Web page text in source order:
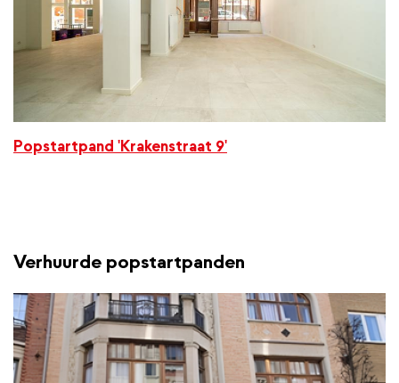
Popstartpand 'Krakenstraat 9'
Verhuurde popstartpanden